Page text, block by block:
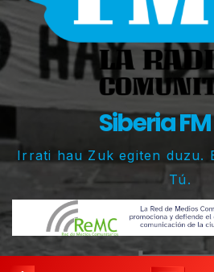
Siberia
Irrati hau Zuk egiten duzu.
Tú.